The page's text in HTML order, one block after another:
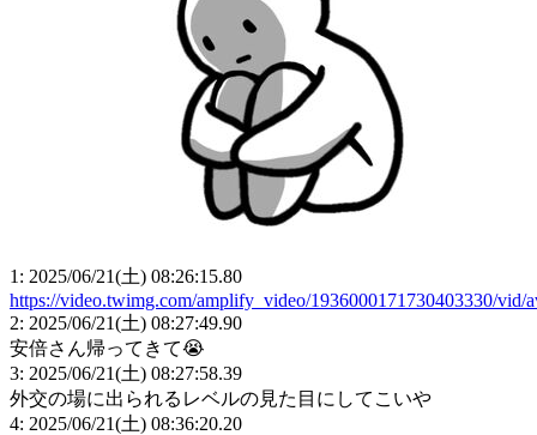
1: 2025/06/21(土) 08:26:15.80
https://video.twimg.com/amplify_video/1936000171730403330/
2: 2025/06/21(土) 08:27:49.90
安倍さん帰ってきて😭
3: 2025/06/21(土) 08:27:58.39
外交の場に出られるレベルの見た目にしてこいや
4: 2025/06/21(土) 08:36:20.20